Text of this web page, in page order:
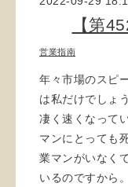
【第
営業指南
年々市場のスピ
は私だけでしょ
凄く速くなって
マンにとっても
業マンがいなく
いるのですから